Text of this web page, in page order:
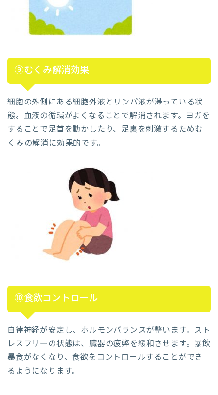
⑨むくみ解消効果
細胞の外側にある細胞外液とリンパ液が滞っている状
態。血液の循環がよくなることで解消されます。ヨガを
することで足首を動かしたり、足裏を刺激するためむ
くみの解消に効果的です。
⑩食欲コントロール
自律神経が安定し、ホルモンバランスが整います。スト
レスフリーの状態は、臓器の疲弊を緩和させます。暴飲
暴食がなくなり、食欲をコントロールすることができ
るようになります。